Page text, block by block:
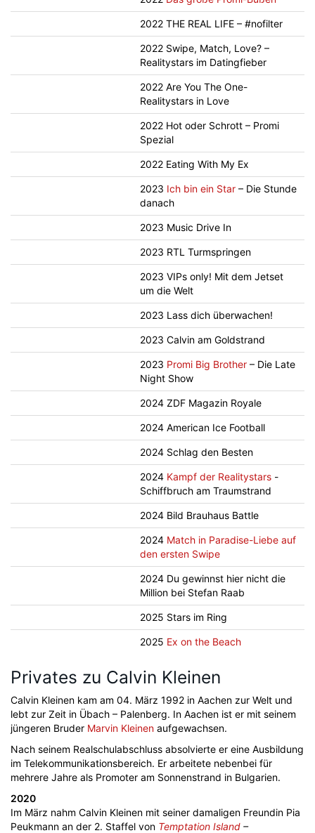
2022 THE REAL LIFE – #nofilter
2022 Swipe, Match, Love? –
Realitystars im Datingfieber
2022 Are You The One-
Realitystars in Love
2022 Hot oder Schrott – Promi
Spezial
2022 Eating With My Ex
2023 Ich bin ein Star – Die Stunde
danach
2023 Music Drive In
2023 RTL Turmspringen
2023 VIPs only! Mit dem Jetset
um die Welt
2023 Lass dich überwachen!
2023 Calvin am Goldstrand
2023 Promi Big Brother – Die Late
Night Show
2024 ZDF Magazin Royale
2024 American Ice Football
2024 Schlag den Besten
2024 Kampf der Realitystars -
Schiffbruch am Traumstrand
2024 Bild Brauhaus Battle
2024 Match in Paradise-Liebe auf
den ersten Swipe
2024 Du gewinnst hier nicht die
Million bei Stefan Raab
2025 Stars im Ring
2025 Ex on the Beach
Privates zu Calvin Kleinen
Calvin Kleinen kam am 04. März 1992 in Aachen zur Welt und
lebt zur Zeit in Übach – Palenberg. In Aachen ist er mit seinem
jüngeren Bruder Marvin Kleinen aufgewachsen.
Nach seinem Realschulabschluss absolvierte er eine Ausbildung
im Telekommunikationsbereich. Er arbeitete nebenbei für
mehrere Jahre als Promoter am Sonnenstrand in Bulgarien.
2020
Im März nahm Calvin Kleinen mit seiner damaligen Freundin Pia
Peukmann an der 2. Staffel von Temptation Island –